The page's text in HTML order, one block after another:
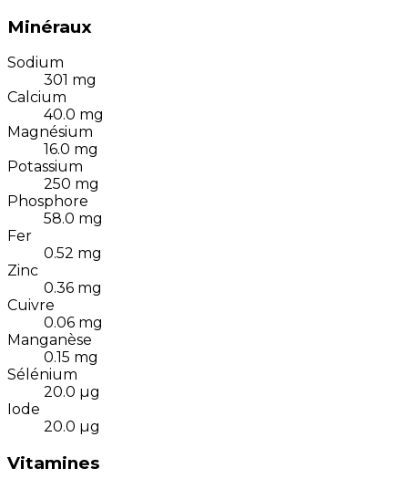
Minéraux
Sodium
301 mg
Calcium
40.0 mg
Magnésium
16.0 mg
Potassium
250 mg
Phosphore
58.0 mg
Fer
0.52 mg
Zinc
0.36 mg
Cuivre
0.06 mg
Manganèse
0.15 mg
Sélénium
20.0 µg
Iode
20.0 µg
Vitamines